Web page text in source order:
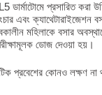
ডার্মাটোমে প্রসারিত করা
এবং ক্যাথেটারাইজেশন
মহিলাকে বসার
ডোজ দেওয়া হয়।
প্রবেশের কোনও লক্ষণ না